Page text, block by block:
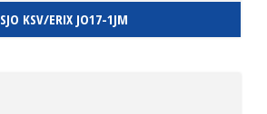
SJO KSV/ERIX JO17-1JM